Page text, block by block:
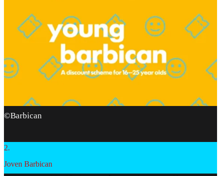
©Barbican
2.
Joven Barbican